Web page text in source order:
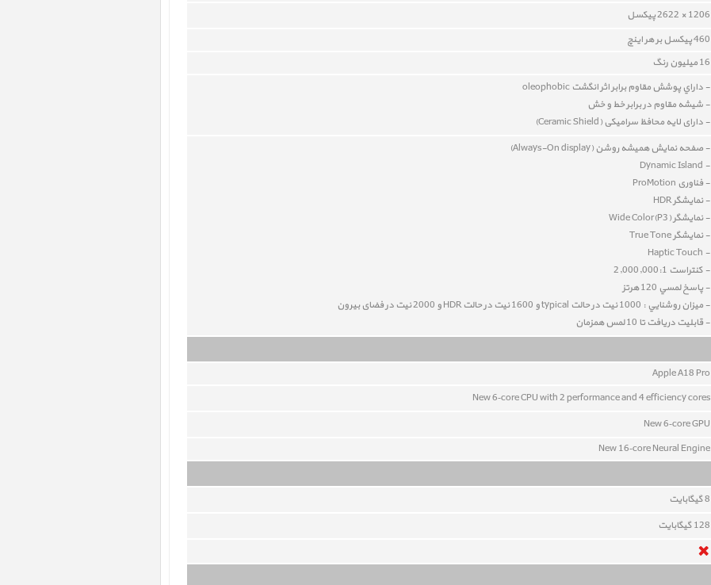
1206 × 2622 پیکسل
460 پيکسل بر هر اينچ
16 ميليون رنگ
- داراي پوشش مقاوم برابر اثر انگشت oleophobic
- شيشه‌ مقاوم در برابر خط و خش
- دارای لایه محافظ سرامیکی (Ceramic Shield
)
- صفحه نمایش همیشه روشن (Always-On display)
- Dynamic Island
- فناوری ProMotion
- نمايشگر HDR
- نمايشگر Wide Color(P3)
- نمايشگر True Tone
- Haptic Touch
- کنتراست 2,000,000:1
- پاسخ لمسي 120 هرتز
- ميزان روشنايي : 1000 نيت در حالت typical و 1600 نيت در حالت HDR و 2000 نیت در فضای بیرون
- قابليت دريافت تا 10 لمس همزمان
Apple A18 Pro
New 6‑core CPU with 2 performance and 4 efficiency cores
New 6‑core GPU
New 16‑core Neural Engine
8گيگابايت
128گيگابايت